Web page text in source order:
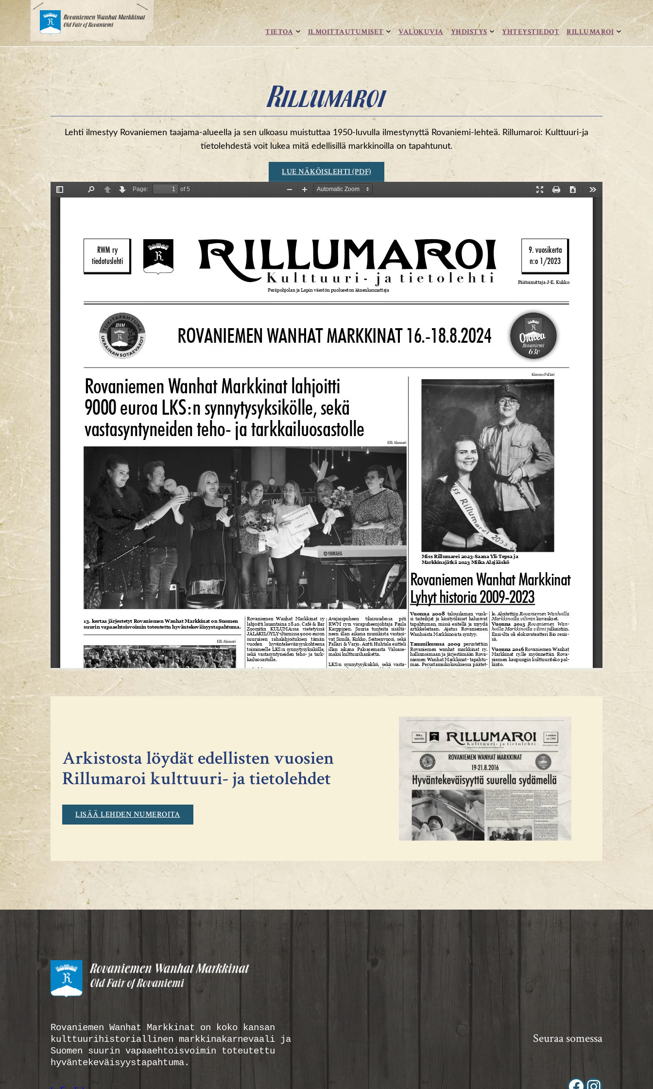
Siirry
sisältöön
TIETOA ILMOITTAUTUMISET VALOKUVIA YHDISTYS YHTEYSTIEDOT RILLUMAROI
Rillumaroi
Lehti ilmestyy Rovaniemen taajama-alueella ja sen ulkoasu muistuttaa 1950-luvulla ilmestynyttä Rovaniemi-lehteä. Rillumaroi: Kulttuuri-ja
tietolehdestä voit lukea mitä edellisillä markkinoilla on tapahtunut.
LUE NÄKÖISLEHTI (PDF)
Arkistosta löydät edellisten vuosien
Rillumaroi kulttuuri- ja tietolehdet
LISÄÄ LEHDEN NUMEROITA
Rovaniemen Wanhat Markkinat on koko kansan
kulttuurihistoriallinen markkinakarnevaali ja
Suomen suurin vapaaehtoisvoimin toteutettu
hyväntekeväisyystapahtuma.
Seuraa somessa